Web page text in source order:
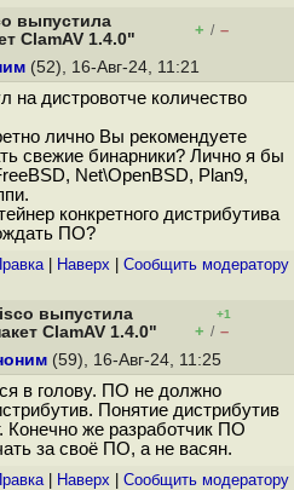
выпустила
ClamAV 1.4.0"
+ / –
(52), 16-Авг-24, 11:21
на дистровотче количество
лично Вы рекомендуете
свежие бинарники? Лично я бы
Net\OpenBSD, Plan9,
конкретного дистрибутива
ПО?
| Наверх Cообщить модератору
выпустила
ClamAV 1.4.0"
+1
+ / –
(59), 16-Авг-24, 11:25
в голову. ПО не должно
Понятие дистрибутив
Конечно же разработчик ПО
за своё ПО, а не васян.
| Наверх Cообщить модератору